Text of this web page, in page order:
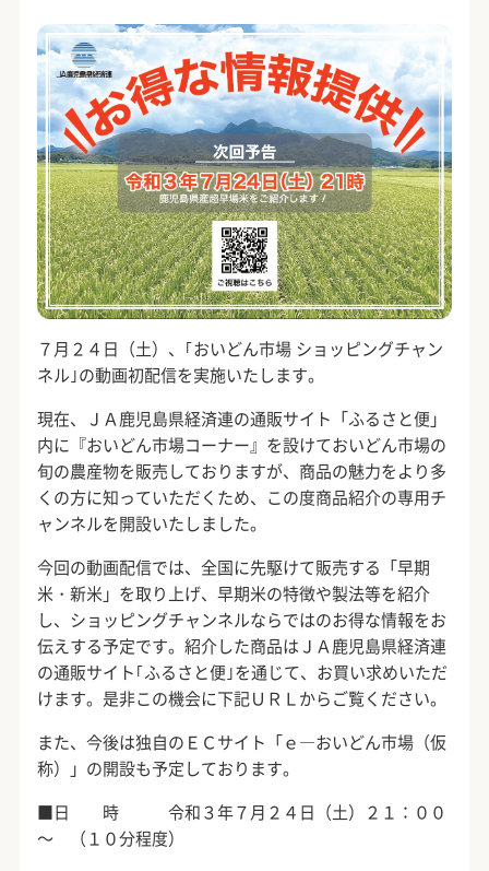
７月２４日（土）、｢おいどん市場 ショッピングチャン
ネル｣の動画初配信を実施いたします。
現在、ＪＡ鹿児島県経済連の通販サイト「ふるさと便」
内に『おいどん市場コーナー』を設けておいどん市場の
旬の農産物を販売しておりますが、商品の魅力をより多
くの方に知っていただくため、この度商品紹介の専用チ
ャンネルを開設いたしました。
今回の動画配信では、全国に先駆けて販売する「早期
米・新米」を取り上げ、早期米の特徴や製法等を紹介
し、ショッピングチャンネルならではのお得な情報をお
伝えする予定です。紹介した商品はＪＡ鹿児島県経済連
の通販サイト｢ふるさと便｣を通じて、お買い求めいただ
けます。是非この機会に下記ＵＲＬからご覧ください。
また、今後は独自のＥＣサイト「ｅ―おいどん市場（仮
称）」の開設も予定しております。
■日 時 令和３年７月２４日（土）２１：００
～ （１０分程度）